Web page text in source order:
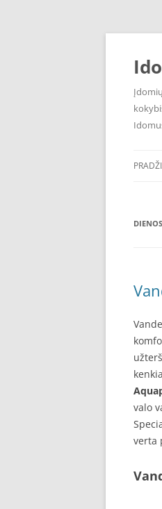
Pereiti
turinio
valo
verta